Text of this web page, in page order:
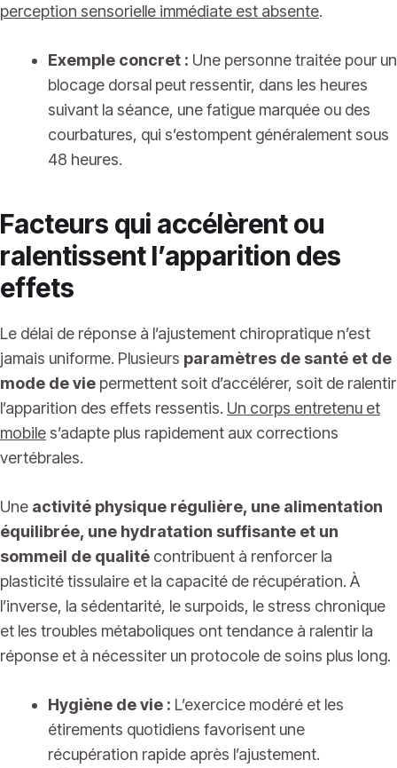
perception sensorielle immédiate est absente.
Exemple concret : Une personne traitée pour un
blocage dorsal peut ressentir, dans les heures
suivant la séance, une fatigue marquée ou des
courbatures, qui s’estompent généralement sous
48 heures.
Facteurs qui accélèrent ou
ralentissent l’apparition des
effets
Le délai de réponse à l’ajustement chiropratique n’est
jamais uniforme. Plusieurs paramètres de santé et de
mode de vie permettent soit d’accélérer, soit de ralentir
l’apparition des effets ressentis. Un corps entretenu et
mobile s’adapte plus rapidement aux corrections
vertébrales.
Une activité physique régulière, une alimentation
équilibrée, une hydratation suffisante et un
sommeil de qualité contribuent à renforcer la
plasticité tissulaire et la capacité de récupération. À
l’inverse, la sédentarité, le surpoids, le stress chronique
et les troubles métaboliques ont tendance à ralentir la
réponse et à nécessiter un protocole de soins plus long.
Hygiène de vie : L’exercice modéré et les
étirements quotidiens favorisent une
récupération rapide après l’ajustement.